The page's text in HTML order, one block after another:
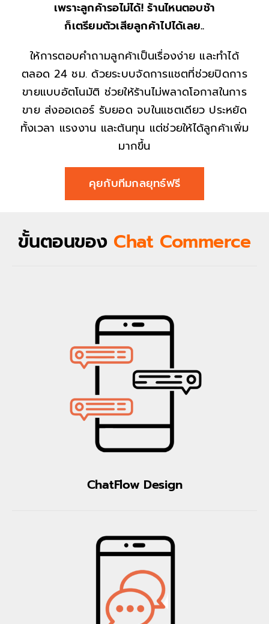
เพราะลูกค้ารอไม่ได้! ร้านไหนตอบช้า
ก็เตรียมตัวเสียลูกค้าไปได้เลย..
ให้การตอบคำถามลูกค้าเป็นเรื่องง่าย และทำได้
ตลอด 24 ชม. ด้วยระบบจัดการแชตที่ช่วยปิดการ
ขายแบบอัตโนมัติ ช่วยให้ร้านไม่พลาดโอกาสในการ
ขาย ส่งออเดอร์ รับยอด จบในแชตเดียว ประหยัด
ทั้งเวลา แรงงาน และต้นทุน แต่ช่วยให้ได้ลูกค้าเพิ่ม
มากขึ้น
คุยกับทีมกลยุทธ์ฟรี
ขั้นตอนของ Chat Commerce
ChatFlow Design